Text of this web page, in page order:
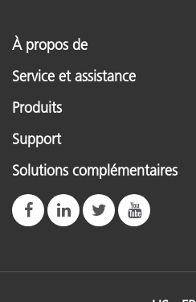
À propos de
Service et assistance
Produits
Support
Solutions complémentaires